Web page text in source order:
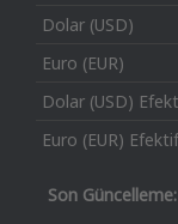
Dolar (USD)
Euro (EUR)
Dolar (USD)
Euro (EUR) Efektif
Son Güncelleme: